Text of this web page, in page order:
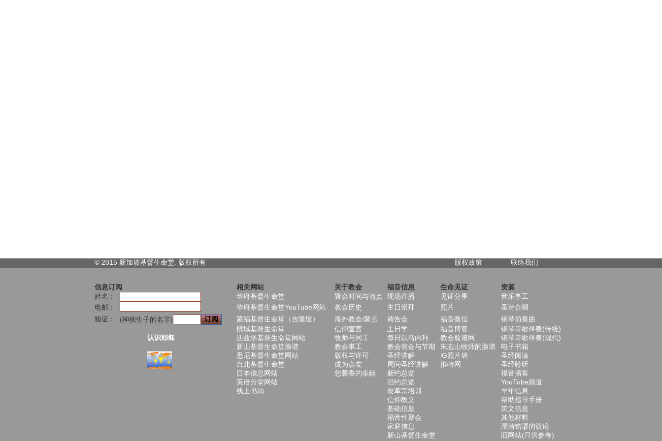
© 2015 新加坡基督生命堂. 版权所有 版权政策 联络我们
信息订阅 相关网站 关于教会 福音信息 生命见证
资源
姓名：
华府基督生命堂 聚会时间与地点 现场直播 见证分享
音乐事工
电邮：
华府基督生命堂YouTube网站 教会历史 主日崇拜 照片
圣诗合唱
验证：
(神独生子的名字) 蒙福基督生命堂（吉隆坡） 海外教会/聚点 祷告会 福音微信
钢琴前奏曲
槟城基督生命堂
信仰宣言 主日学 福音博客
钢琴诗歌伴奏(传统)
认识耶稣
匹兹堡基督生命堂网站 牧师与同工 每日以马内利 教会脸谱网
钢琴诗歌伴奏(现代)
新山基督生命堂脸谱
教会事工 教会营会与节期 朱志山牧师的脸谱
电子书籍
悉尼基督生命堂网站
版权与许可 圣经讲解 iG照片墙
圣经阅读
台北基督生命堂
成为会友 周间圣经讲解 推特网
圣经聆听
日本信息网站
您馨香的奉献 新约总览
福音播客
英语分堂网站
旧约总览
YouTube频道
线上书局
改革宗培训
早年信息
信仰教义
帮助指导手册
基础信息
英文信息
福音性聚会
其他材料
家庭信息
澄清错谬的议论
新山基督生命堂
旧网站(只供参考)